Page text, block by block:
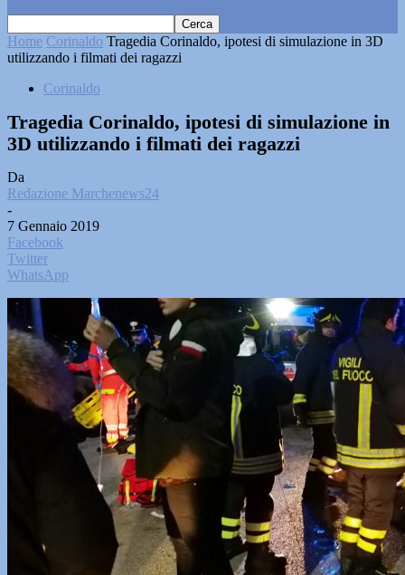
Home Corinaldo Tragedia Corinaldo, ipotesi di simulazione in 3D
utilizzando i filmati dei ragazzi
Corinaldo
Tragedia Corinaldo, ipotesi di simulazione in
3D utilizzando i filmati dei ragazzi
Da
Redazione Marchenews24
-
7 Gennaio 2019
Facebook
Twitter
WhatsApp